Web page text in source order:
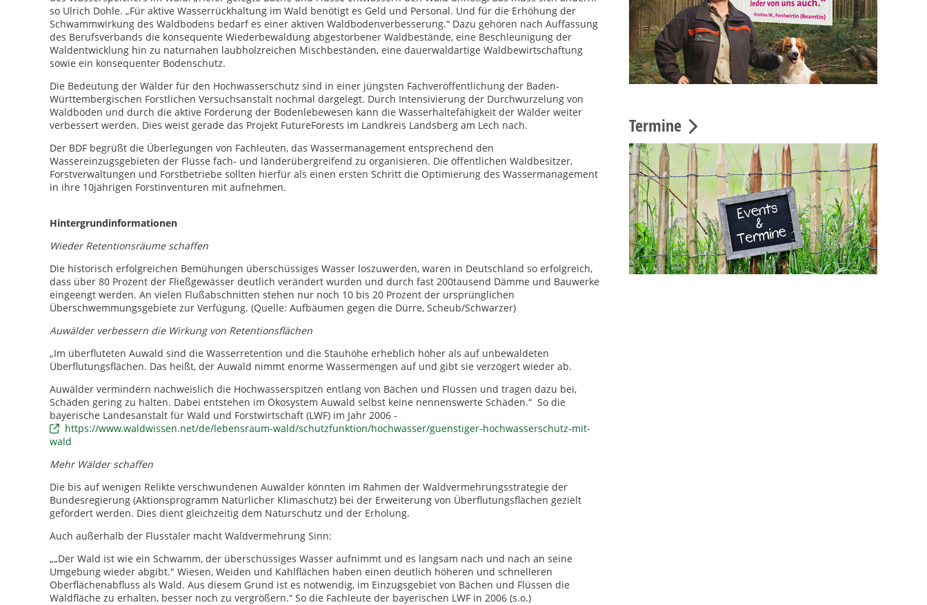
so Ulrich Dohle. „Für aktive Wasserrückhaltung im Wald benötigt es Geld und Personal. Und für die Erhöhung der
Schwammwirkung des Waldbodens bedarf es einer aktiven Waldbodenverbesserung.“ Dazu gehören nach Auffassung
des Berufsverbands die konsequente Wiederbewaldung abgestorbener Waldbestände, eine Beschleunigung der
Waldentwicklung hin zu naturnahen laubholzreichen Mischbeständen, eine dauerwaldartige Waldbewirtschaftung
sowie ein konsequenter Bodenschutz.
Die Bedeutung der Wälder für den Hochwasserschutz sind in einer jüngsten Fachveröffentlichung der Baden-
Württembergischen Forstlichen Versuchsanstalt nochmal dargelegt. Durch Intensivierung der Durchwurzelung von
Waldböden und durch die aktive Förderung der Bodenlebewesen kann die Wasserhaltefähigkeit der Wälder weiter
verbessert werden. Dies weist gerade das Projekt FutureForests im Landkreis Landsberg am Lech nach.
Der BDF begrüßt die Überlegungen von Fachleuten, das Wassermanagement entsprechend den
Wassereinzugsgebieten der Flüsse fach- und länderübergreifend zu organisieren. Die öffentlichen Waldbesitzer,
Forstverwaltungen und Forstbetriebe sollten hierfür als einen ersten Schritt die Optimierung des Wassermanagement
in ihre 10jährigen Forstinventuren mit aufnehmen.
Hintergrundinformationen
Wieder Retentionsräume schaffen
Die historisch erfolgreichen Bemühungen überschüssiges Wasser loszuwerden, waren in Deutschland so erfolgreich,
dass über 80 Prozent der Fließgewässer deutlich verändert wurden und durch fast 200tausend Dämme und Bauwerke
eingeengt werden. An vielen Flußabschnitten stehen nur noch 10 bis 20 Prozent der ursprünglichen
Überschwemmungsgebiete zur Verfügung. (Quelle: Aufbäumen gegen die Dürre, Scheub/Schwarzer)
Auwälder verbessern die Wirkung von Retentionsflächen
„Im überfluteten Auwald sind die Wasserretention und die Stauhöhe erheblich höher als auf unbewaldeten
Überflutungsflächen. Das heißt, der Auwald nimmt enorme Wassermengen auf und gibt sie verzögert wieder ab.
Auwälder vermindern nachweislich die Hochwasserspitzen entlang von Bächen und Flüssen und tragen dazu bei,
Schäden gering zu halten. Dabei entstehen im Ökosystem Auwald selbst keine nennenswerte Schäden.“ So die
bayerische Landesanstalt für Wald und Forstwirtschaft (LWF) im Jahr 2006 -
https://www.waldwissen.net/de/lebensraum-wald/schutzfunktion/hochwasser/guenstiger-hochwasserschutz-mit-
wald
Mehr Wälder schaffen
Die bis auf wenigen Relikte verschwundenen Auwälder könnten im Rahmen der Waldvermehrungsstrategie der
Bundesregierung (Aktionsprogramm Natürlicher Klimaschutz) bei der Erweiterung von Überflutungsflächen gezielt
gefördert werden. Dies dient gleichzeitig dem Naturschutz und der Erholung.
Auch außerhalb der Flusstäler macht Waldvermehrung Sinn:
„„Der Wald ist wie ein Schwamm, der überschüssiges Wasser aufnimmt und es langsam nach und nach an seine
Umgebung wieder abgibt." Wiesen, Weiden und Kahlflächen haben einen deutlich höheren und schnelleren
Oberflächenabfluss als Wald. Aus diesem Grund ist es notwendig, im Einzugsgebiet von Bächen und Flüssen die
Waldfläche zu erhalten, besser noch zu vergrößern.“ So die Fachleute der bayerischen LWF in 2006 (s.o.)
Termine